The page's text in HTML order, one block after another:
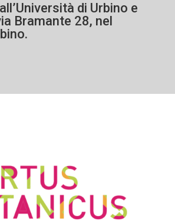
di Urbino e
Bramante 28, nel